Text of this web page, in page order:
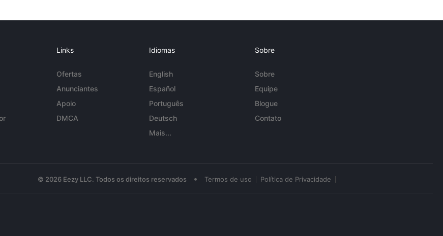
Links
Ofertas
Anunciantes
Apoio
DMCA
Idiomas
English
Español
Português
Deutsch
Mais...
Sobre
Sobre
Equipe
Blogue
Contato
© 2026 Eezy LLC. Todos os direitos reservados • Termos de uso Política de Privacidade